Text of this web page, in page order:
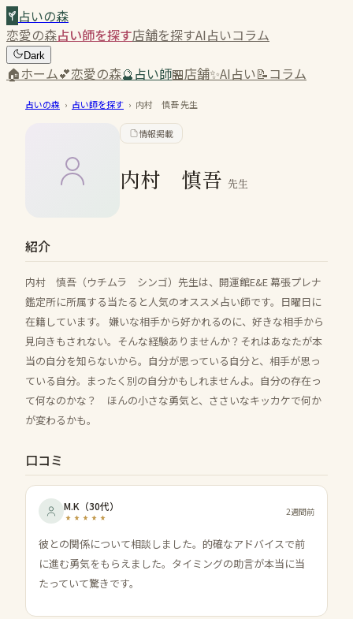
占いの森
恋愛の森占い師を探す店舗を探すAI占いコラム
Dark
🏠ホーム💕恋愛の森🔮占い師🏪店舗✨AI占い📝コラム
占いの森 › 占い師を探す › 内村 慎吾先生
情報掲載
内村 慎吾 先生
紹介
内村 慎吾（ウチムラ シンゴ）先生は、開運館E&E 幕張プレナ
鑑定所に所属する当たると人気のオススメ占い師です。日曜日に
在籍しています。 嫌いな相手から好かれるのに、好きな相手から
見向きもされない。そんな経験ありませんか？それはあなたが本
当の自分を知らないから。自分が思っている自分と、相手が思っ
ている自分。まったく別の自分かもしれませんよ。自分の存在っ
て何なのかな？ ほんの小さな勇気と、ささいなキッカケで何か
が変わるかも。
口コミ
M.K （30代） 2週間前
彼との関係について相談しました。的確なアドバイスで前
に進む勇気をもらえました。タイミングの助言が本当に当
たっていて驚きです。